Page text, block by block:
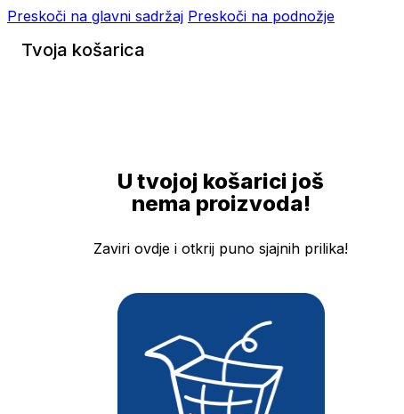
Preskoči na glavni sadržaj Preskoči na podnožje
Tvoja košarica
U tvojoj košarici još
nema proizvoda!
Zaviri ovdje i otkrij puno sjajnih prilika!